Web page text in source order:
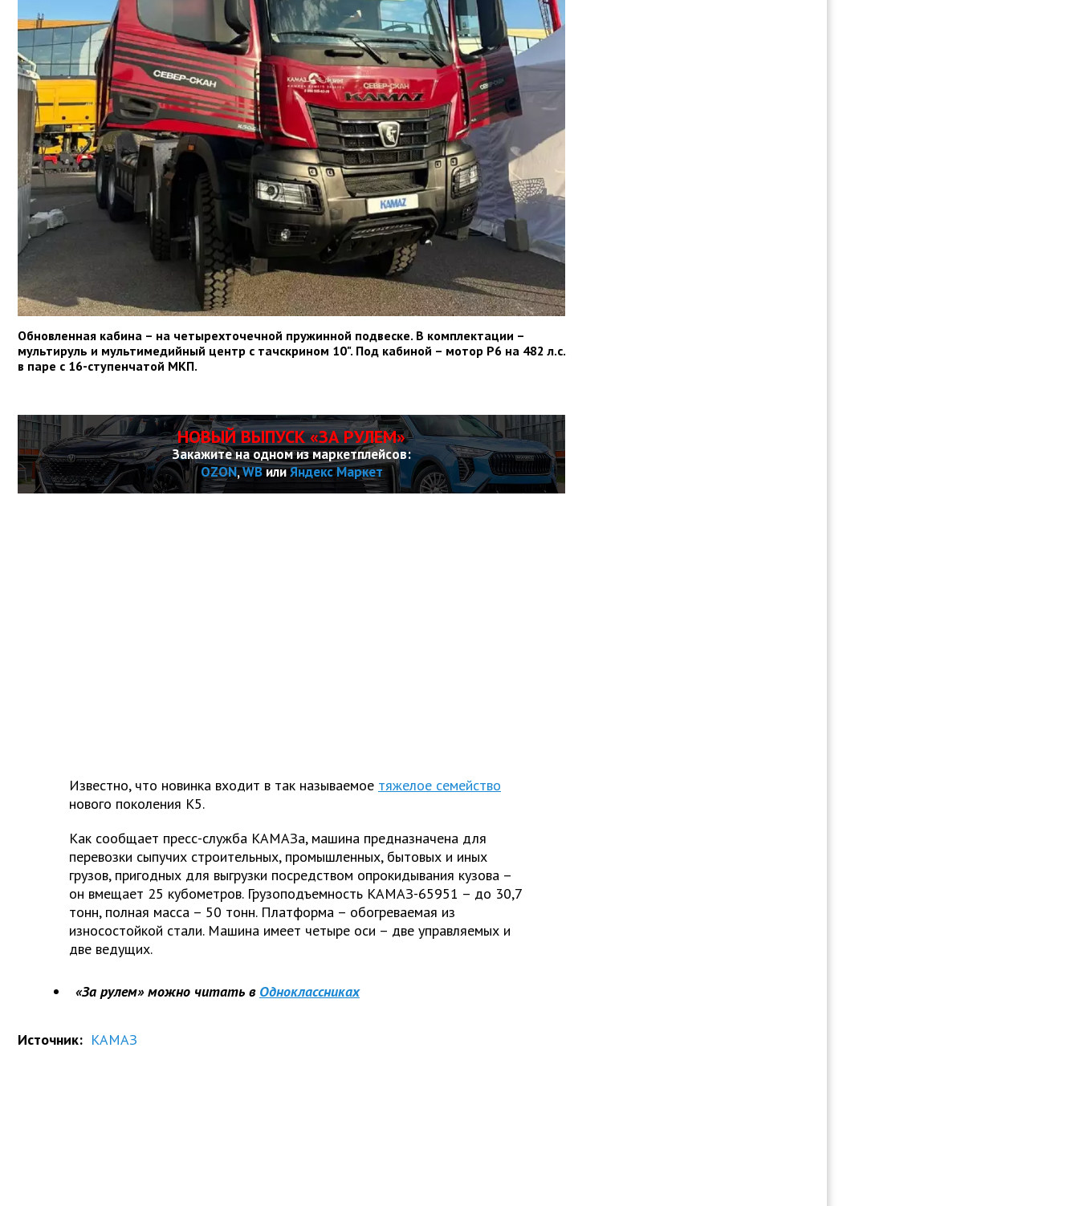
Обновленная кабина – на четырехточечной пружинной подвеске. В комплектации –
мультируль и мультимедийный центр с тачскрином 10". Под кабиной – мотор Р6 на 482 л.с.
в паре с 16-ступенчатой МКП.
НОВЫЙ ВЫПУСК «ЗА РУЛЕМ»
Закажите на одном из маркетплейсов:
OZON,WBилиЯндекс Маркет
Известно, что новинка входит в так называемое тяжелое семейство
нового поколения К5.
Как сообщает пресс-служба КАМАЗа, машина предназначена для
перевозки сыпучих строительных, промышленных, бытовых и иных
грузов, пригодных для выгрузки посредством опрокидывания кузова –
он вмещает 25 кубометров. Грузоподъемность КАМАЗ-65951 – до 30,7
тонн, полная масса – 50 тонн. Платформа – обогреваемая из
износостойкой стали. Машина имеет четыре оси – две управляемых и
две ведущих.
«За рулем» можно читать в Одноклассниках
Источник: КАМАЗ